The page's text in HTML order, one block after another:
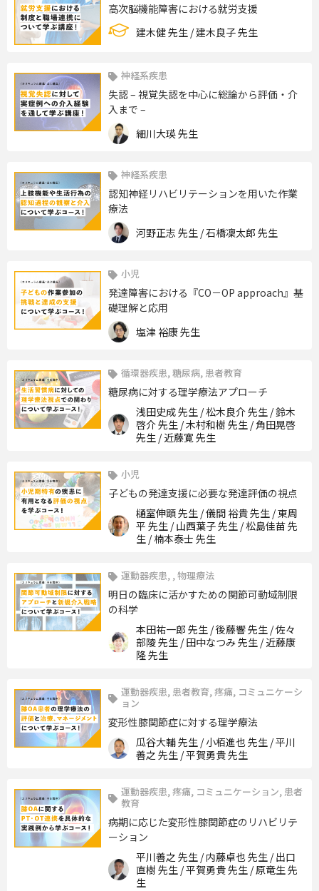
高次脳機能障害における就労支援
建木健 先生 / 建木良子 先生
神経系疾患
失認 – 視覚失認を中心に総論から評価・介
入まで –
細川大瑛 先生
神経系疾患
認知神経リハビリテーションを用いた作業
療法
河野正志 先生 / 石橋凜太郎 先生
小児
発達障害における『CO－OP approach』基
礎理解と応用
塩津 裕康 先生
循環器疾患, 糖尿病, 患者教育
糖尿病に対する理学療法アプローチ
浅田史成 先生 / 松木良介 先生 / 鈴木
啓介 先生 / 木村和樹 先生 / 角田晃啓
先生 / 近藤寛 先生
小児
子どもの発達支援に必要な発達評価の視点
樋室伸顕 先生 / 儀間 裕貴 先生 / 東周
平 先生 / 山西葉子 先生 / 松島佳苗 先
生 / 楠本泰士 先生
運動器疾患, , 物理療法
明日の臨床に活かすための関節可動域制限
の科学
本田祐一郎 先生 / 後藤響 先生 / 佐々
部陵 先生 / 田中なつみ 先生 / 近藤康
隆 先生
運動器疾患, 患者教育, 疼痛, コミュニケーシ
ョン
変形性膝関節症に対する理学療法
瓜谷大輔 先生 / 小栢進也 先生 / 平川
善之 先生 / 平賀勇貴 先生
運動器疾患, 疼痛, コミュニケーション, 患者
教育
病期に応じた変形性膝関節症のリハビリテ
ーション
平川善之 先生 / 内藤卓也 先生 / 出口
直樹 先生 / 平賀勇貴 先生 / 原竜生 先
生